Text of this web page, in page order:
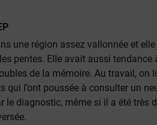
une région assez vallonnée et
pentes. Elle avait aussi tendance
de la mémoire. Au travail, on
qui l’ont poussée à consulter un
le diagnostic, même si il a été très